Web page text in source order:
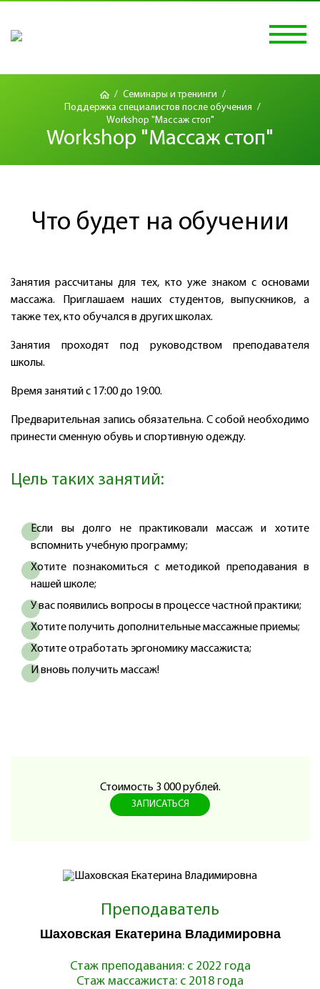
/ Семинары и тренинги /
Поддержка специалистов после обучения /
Workshop "Массаж стоп"
Workshop "Массаж стоп"
Что будет на обучении
Занятия рассчитаны для тех, кто уже знаком с основами
массажа. Приглашаем наших студентов, выпускников, а
также тех, кто обучался в других школах.
Занятия проходят под руководством преподавателя
школы.
Время занятий с 17:00 до 19:00.
Предварительная запись обязательна. С собой необходимо
принести сменную обувь и спортивную одежду.
Цель таких занятий:
Если вы долго не практиковали массаж и хотите
вспомнить учебную программу;
Хотите познакомиться с методикой преподавания в
нашей школе;
У вас появились вопросы в процессе частной практики;
Хотите получить дополнительные массажные приемы;
Хотите отработать эргономику массажиста;
И вновь получить массаж!
Стоимость 3 000 рублей.
ЗАПИСАТЬСЯ
Преподаватель
Шаховская Екатерина Владимировна
Стаж преподавания: с 2022 года
Стаж массажиста: с 2018 года